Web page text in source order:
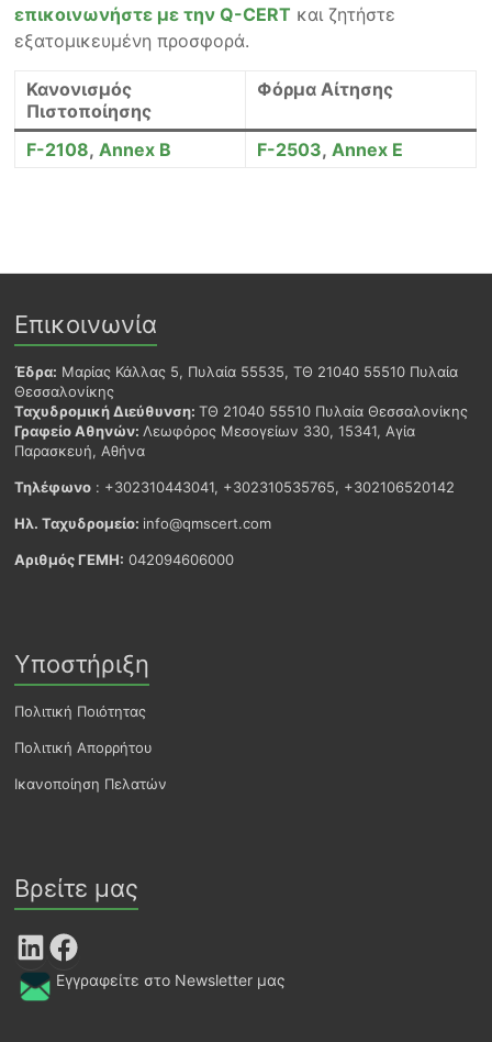
επικοινωνήστε με την Q-CERT και ζητήστε
εξατομικευμένη προσφορά.
Κανονισμός
Πιστοποίησης
Φόρμα Αίτησης
F-2108,Annex B F-2503,Annex E
Επικοινωνία
Έδρα: Μαρίας Κάλλας 5, Πυλαία 55535, ΤΘ 21040 55510 Πυλαία
Θεσσαλονίκης
Ταχυδρομική Διεύθυνση:ΤΘ 21040 55510 Πυλαία Θεσσαλονίκης
Γραφείο Αθηνών: Λεωφόρος Μεσογείων 330, 15341, Αγία
Παρασκευή, Αθήνα
Τηλέφωνο : +302310443041, +302310535765, +302106520142
Ηλ. Ταχυδρομείο: info@qmscert.com
Αριθμός ΓΕΜΗ: 042094606000
Υποστήριξη
Πολιτική Ποιότητας
Πολιτική Απορρήτου
Ικανοποίηση Πελατών
Βρείτε μας
LinkedIn Facebook
Εγγραφείτε στο Newsletter μας